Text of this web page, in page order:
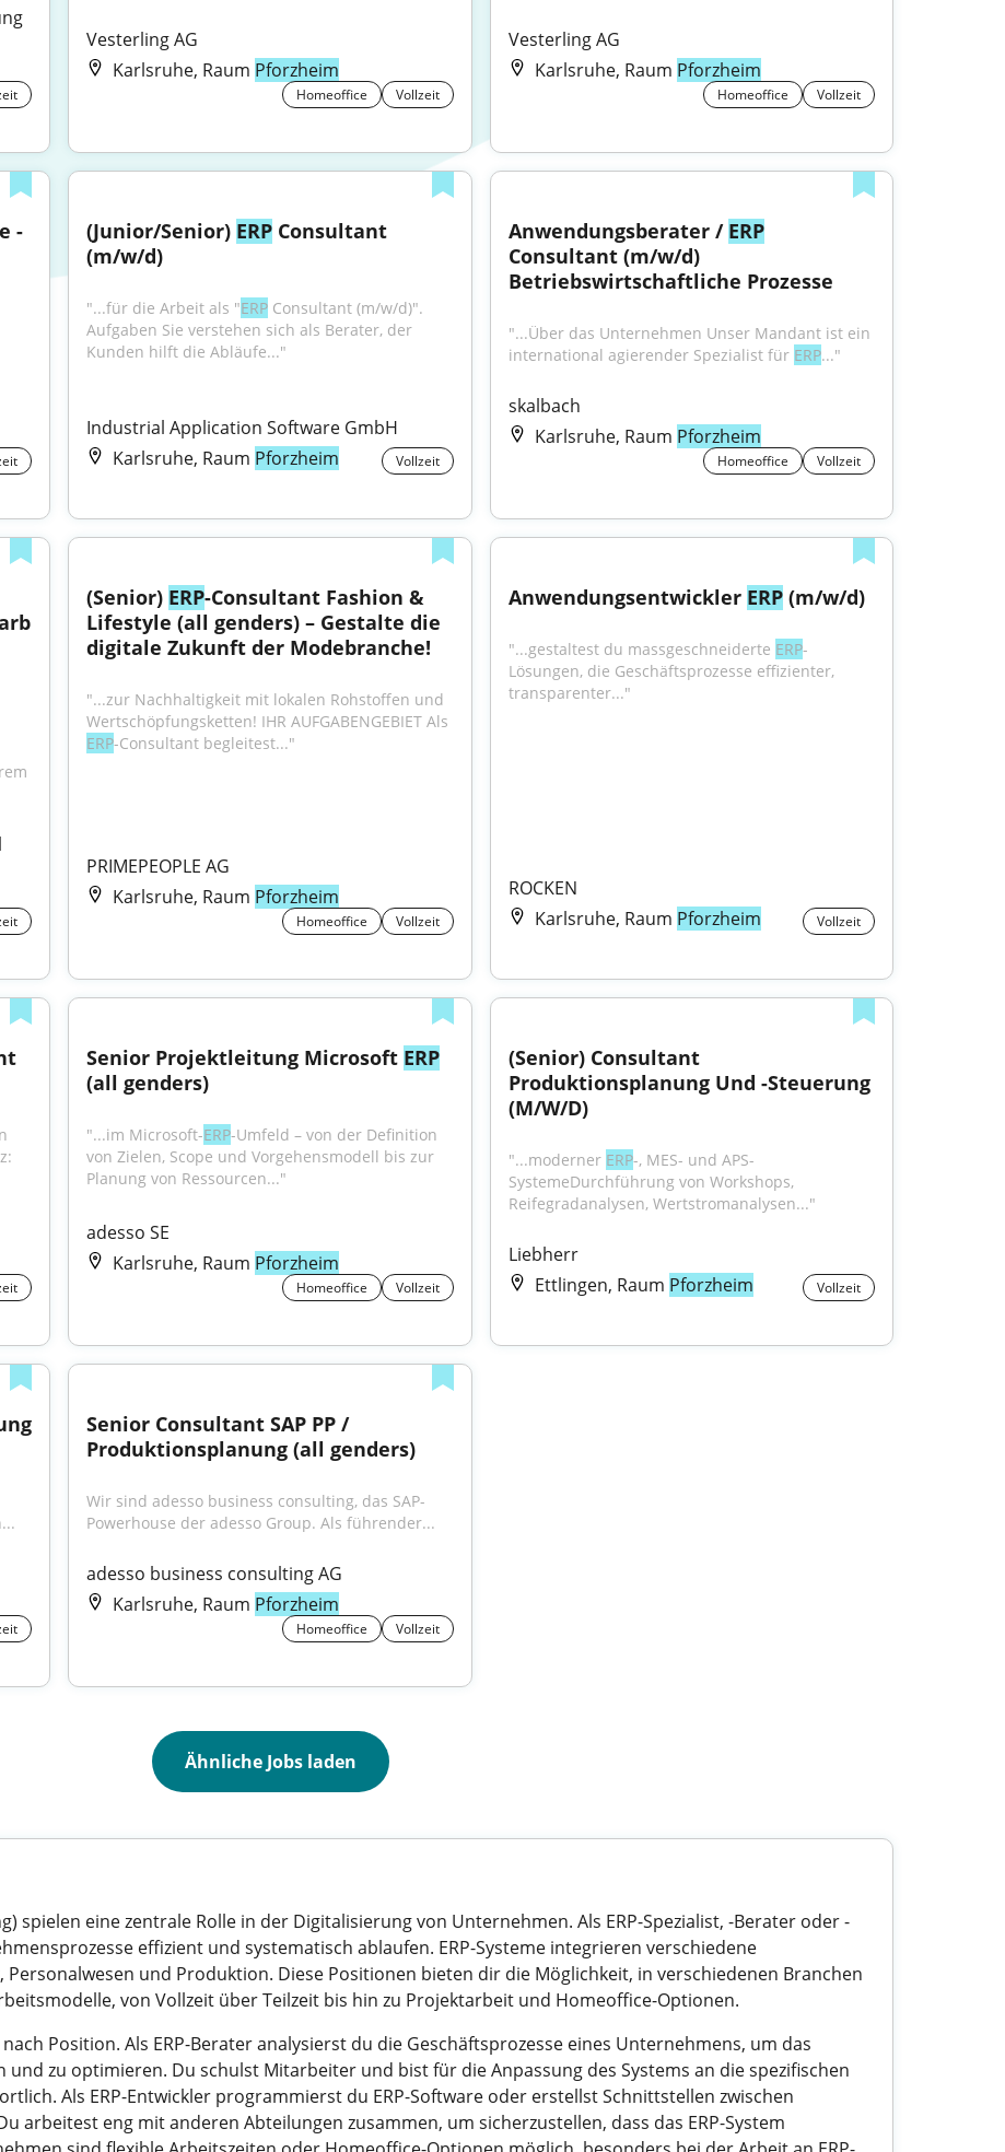
Vesterling AG
Karlsruhe, Raum Pforzheim
Homeoffice Vollzeit
Vesterling AG
Karlsruhe, Raum Pforzheim
Homeoffice Vollzeit
-
(Junior/Senior) ERP Consultant
(m/w/d)
"...für die Arbeit als "ERP Consultant (m/w/d)".
Aufgaben Sie verstehen sich als Berater, der
Kunden hilft die Abläufe..."
Industrial Application Software GmbH
Karlsruhe, Raum Pforzheim Vollzeit
Anwendungsberater / ERP
Consultant (m/w/d)
Betriebswirtschaftliche Prozesse
"...Über das Unternehmen Unser Mandant ist ein
international agierender Spezialist für ERP..."
skalbach
Karlsruhe, Raum Pforzheim
Homeoffice Vollzeit
(Senior) ERP-Consultant Fashion &
Lifestyle (all genders) – Gestalte die
digitale Zukunft der Modebranche!
"...zur Nachhaltigkeit mit lokalen Rohstoffen und
ERP-Consultant begleitest..."
PRIMEPEOPLE AG
Karlsruhe, Raum Pforzheim
Homeoffice Vollzeit
Anwendungsentwickler ERP (m/w/d)
"...gestaltest du massgeschneiderte ERP-
Lösungen, die Geschäftsprozesse effizienter,
transparenter..."
ROCKEN
Karlsruhe, Raum Pforzheim Vollzeit
Senior Projektleitung Microsoft ERP
(all genders)
"...im Microsoft-ERP-Umfeld – von der Definition
von Zielen, Scope und Vorgehensmodell bis zur
Planung von Ressourcen..."
adesso SE
Karlsruhe, Raum Pforzheim
Homeoffice Vollzeit
(Senior) Consultant
Produktionsplanung Und -Steuerung
(M/W/D)
"...moderner ERP-, MES- und APS-
SystemeDurchführung von Workshops,
Reifegradanalysen, Wertstromanalysen..."
Liebherr
Ettlingen, Raum Pforzheim Vollzeit
Senior Consultant SAP PP /
Produktionsplanung (all genders)
Wir sind adesso business consulting, das SAP-
Powerhouse der adesso Group. Als führender...
adesso business consulting AG
Karlsruhe, Raum Pforzheim
Homeoffice Vollzeit
Ähnliche Jobs laden
spielen eine zentrale Rolle in der Digitalisierung von Unternehmen. Als ERP-Spezialist, -Berater oder -
effizient und systematisch ablaufen. ERP-Systeme integrieren verschiedene
Personalwesen und Produktion. Diese Positionen bieten dir die Möglichkeit, in verschiedenen Branchen
von Vollzeit über Teilzeit bis hin zu Projektarbeit und Homeoffice-Optionen.
Position. Als ERP-Berater analysierst du die Geschäftsprozesse eines Unternehmens, um das
und zu optimieren. Du schulst Mitarbeiter und bist für die Anpassung des Systems an die spezifischen
Als ERP-Entwickler programmierst du ERP-Software oder erstellst Schnittstellen zwischen
arbeitest eng mit anderen Abteilungen zusammen, um sicherzustellen, dass das ERP-System